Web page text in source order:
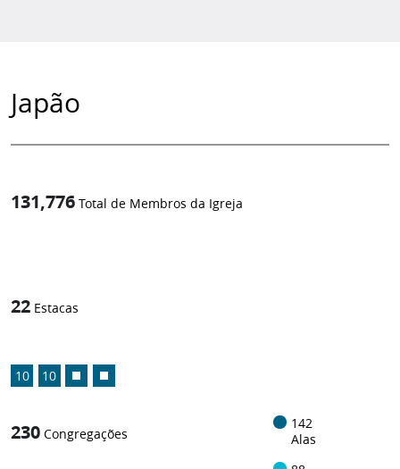
Japão
131,776 Total de Membros da Igreja
22 Estacas
10 10
230 Congregações
142
Alas